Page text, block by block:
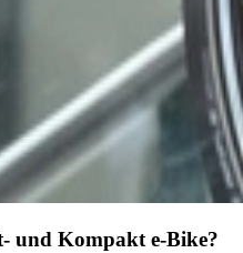
und Kompakt e-Bike?